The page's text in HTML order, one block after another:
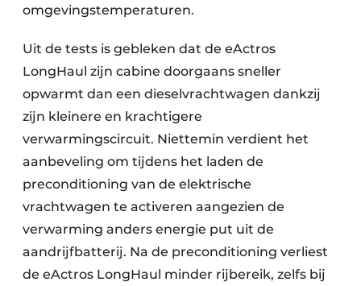
omgevingstemperaturen.
Uit de tests is gebleken dat de eActros
LongHaul zijn cabine doorgaans sneller
opwarmt dan een dieselvrachtwagen dankzij
zijn kleinere en krachtigere
verwarmingscircuit. Niettemin verdient het
aanbeveling om tijdens het laden de
preconditioning van de elektrische
vrachtwagen te activeren aangezien de
verwarming anders energie put uit de
aandrijfbatterij. Na de preconditioning verliest
de eActros LongHaul minder rijbereik, zelfs bij